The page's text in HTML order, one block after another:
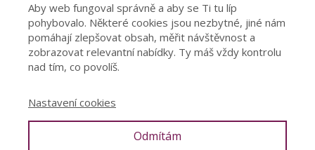
Otevřete dveře ke
šťastnému vztahu
nejdůležitější poznatky z mé 15leté praxe.
Aby web fungoval správně a aby se Ti tu líp
pohybovalo. Některé cookies jsou nezbytné, jiné nám
pomáhají zlepšovat obsah, měřit návštěvnost a
zobrazovat relevantní nabídky. Ty máš vždy kontrolu
nad tím, co povolíš.
Nastavení cookies
Odmítám